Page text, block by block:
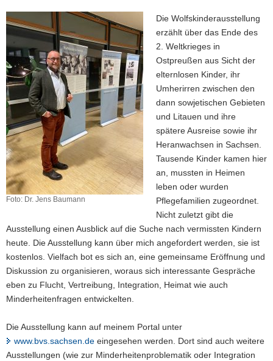
Foto: Dr. Jens Baumann
Die Wolfskinderausstellung
erzählt über das Ende des
2. Weltkrieges in
Ostpreußen aus Sicht der
elternlosen Kinder, ihr
Umherirren zwischen den
dann sowjetischen Gebieten
und Litauen und ihre
spätere Ausreise sowie ihr
Heranwachsen in Sachsen.
Tausende Kinder kamen hier
an, mussten in Heimen
leben oder wurden
Pflegefamilien zugeordnet.
Nicht zuletzt gibt die
Ausstellung einen Ausblick auf die Suche nach vermissten Kindern
heute. Die Ausstellung kann über mich angefordert werden, sie ist
kostenlos. Vielfach bot es sich an, eine gemeinsame Eröffnung und
Diskussion zu organisieren, woraus sich interessante Gespräche
eben zu Flucht, Vertreibung, Integration, Heimat wie auch
Minderheitenfragen entwickelten.
Die Ausstellung kann auf meinem Portal unter
www.bvs.sachsen.de eingesehen werden. Dort sind auch weitere
Ausstellungen (wie zur Minderheitenproblematik oder Integration